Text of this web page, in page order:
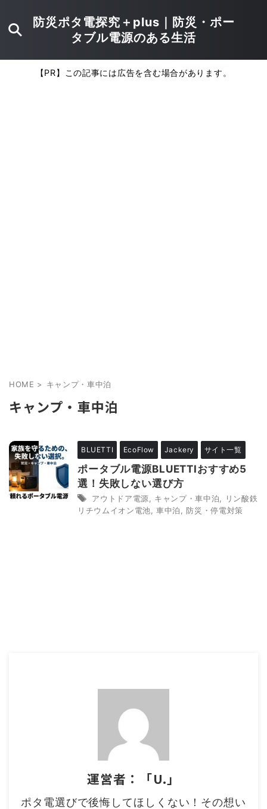
防災ポタ電探究＋plus｜防災・ポー
タブル電源のある生活
【PR】この記事には広告を含む場合があります。
HOME > キャンプ・車中泊
キャンプ・車中泊
BLUETTI EcoFlow Jackery サイト一覧
ポータブル電源BLUETTIおすすめ5
選！失敗しない選び方
アウトドア電源 キャンプ・車中泊
リン酸鉄
リチウムイオン電池 ,車中泊 ,防災・停電対策
運営者：「U.」
ポタ電選びで後悔してほしくない！その想い